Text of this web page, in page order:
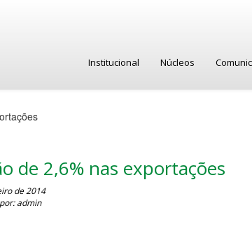
Institucional Núcleos
de 2,6% nas exportações
de 2014
admin